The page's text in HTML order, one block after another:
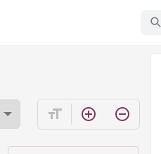
format_size add_circle_outline remove_circle_outline